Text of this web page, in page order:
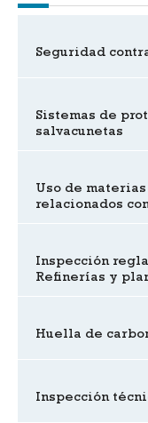
Seguridad
Sistemas de
salvacunetas
Uso de
relacionados
Inspección
Refinerías y
Huella de
Inspección